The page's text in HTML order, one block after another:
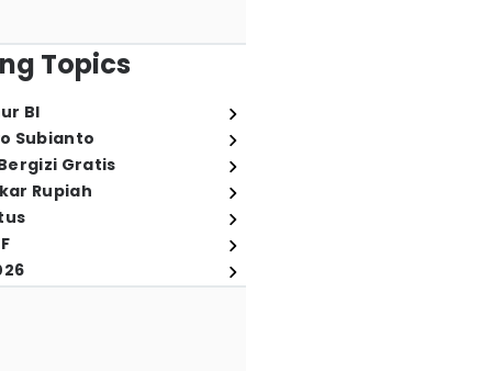
Topics
BI
Subianto
Gratis
Rupiah